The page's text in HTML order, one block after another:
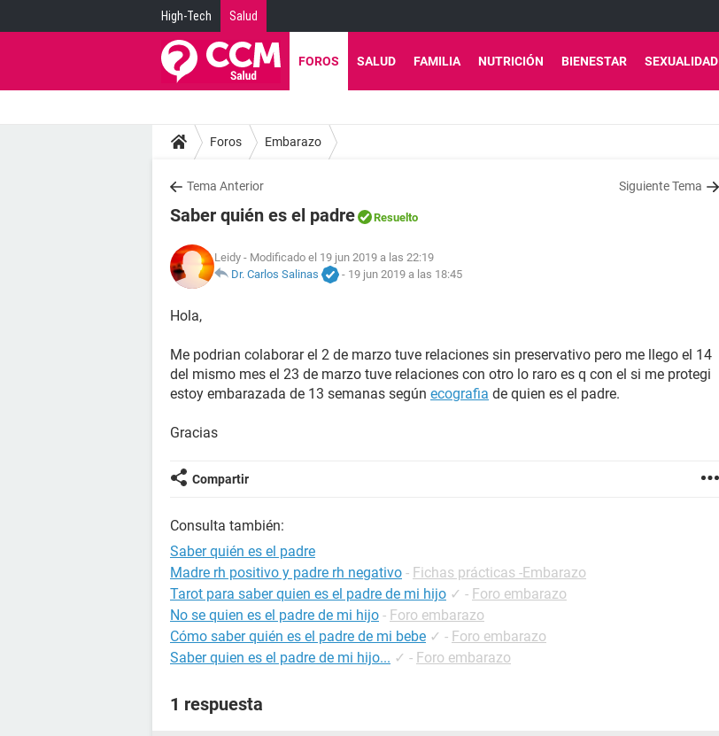
High-Tech Salud
FOROS SALUD FAMILIA NUTRICIÓN BIENESTAR SEXUALIDAD
Foros Embarazo
Tema Anterior Siguiente Tema
Saber quién es el padre Resuelto
Leidy - Modificado el 19 jun 2019 a las 22:19
Dr. Carlos Salinas
- 19 jun 2019 a las 18:45
Hola,
Me podrian colaborar el 2 de marzo tuve relaciones sin preservativo pero me llego el 14
del mismo mes el 23 de marzo tuve relaciones con otro lo raro es q con el si me protegi
estoy embarazada de 13 semanas según ecografia de quien es el padre.
Gracias
Compartir
Consulta también:
Saber quién es el padre
Madre rh positivo y padre rh negativo - Fichas prácticas -Embarazo
Tarot para saber quien es el padre de mi hijo ✓ - Foro embarazo
No se quien es el padre de mi hijo - Foro embarazo
Cómo saber quién es el padre de mi bebe ✓ - Foro embarazo
Saber quien es el padre de mi hijo... ✓ - Foro embarazo
1 respuesta